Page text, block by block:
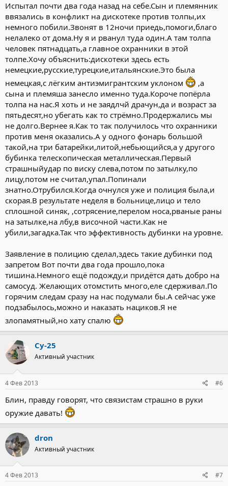
Испытал почти два года назад на себе.Сын и племянник
ввязались в конфликт на дискотеке против толпы,их
немного побили.Звонят в 12ночи приедь,помоги,благо
нелалеко от дома.Ну я и рванул туда один.А там толпа
человек пятнадцать,а главное охранники в этой
толпе.Хочу объяснить:дискотеки здесь есть
немецкие,русские,турецкие,итальянские.Это была
немецкая,с лёгким антиэмигрантским уклоном
,а
сына и племяша занесло именно туда.Короче попёрла
толпа на нас.Я хоть и не заядлчй драчун,да и возраст за
пятьдесят,но убегать как то стрёмно.Продержались мы
не долго.Вернее я.Как то так получилось что охранники
против меня оказались.А у одного фонарь большой
такой,на три батарейки,литой,небьющийся,а у другого
бубинка телескопическая металлическая.Первый
страшныйудар по виску слева,потом по затылку,по
лицу,потом не считал,упал.Попинали
знатно.Отрубился.Когда очнулся уже и полиция была,и
скорая.В результате неделя в больнице,лицо и тело
сплошной синяк, ,сотрясение,перелом носа,рваные раны
на затылке,на лбу,в височной части.Как не
убили,загадка.Так что эффективность дубинки на уровне.
Заявление в полицию сделал,здесь такие дубинки под
запретом Вот почти два года прошло,пока
тишина.Немного ещё подожду,и придётся дать добро на
самосуд. Желающих отомстить много,еле сдерживал.По
горячим следам сразу на нас подумали бы.А сейчас уже
подзабылось,можно и наказать нациков.Я не
злопамятный,но хату спалю
Су-25
Активный участник
4 Фев 2013 #6
Блин, правду говорят, что связистам страшно в руки
оружие давать!
dron
Активный участник
4 Фев 2013 #7